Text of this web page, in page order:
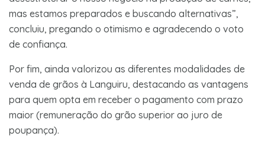
mas estamos preparados e buscando alternativas”,
concluiu, pregando o otimismo e agradecendo o voto
de confiança.
Por fim, ainda valorizou as diferentes modalidades de
venda de grãos à Languiru, destacando as vantagens
para quem opta em receber o pagamento com prazo
maior (remuneração do grão superior ao juro de
poupança).